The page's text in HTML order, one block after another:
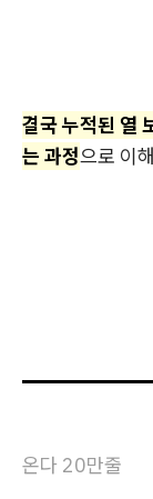
결국 누적된 열
는 과정으로 이
온다 20만줄